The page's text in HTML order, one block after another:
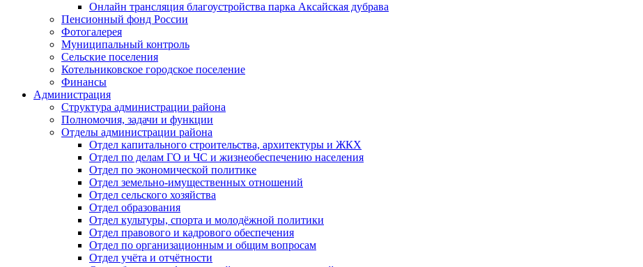
Онлайн трансляция благоустройства парка Аксайская дубрава
Пенсионный фонд России
Фотогалерея
Муниципальный контроль
Сельские поселения
Котельниковское городское поселение
Финансы
Администрация
Структура администрации района
Полномочия, задачи и функции
Отделы администрации района
Отдел капитального строительства, архитектуры и ЖКХ
Отдел по делам ГО и ЧС и жизнеобеспечению населения
Отдел по экономической политике
Отдел земельно-имущественных отношений
Отдел сельского хозяйства
Отдел образования
Отдел культуры, спорта и молодёжной политики
Отдел правового и кадрового обеспечения
Отдел по организационным и общим вопросам
Отдел учёта и отчётности